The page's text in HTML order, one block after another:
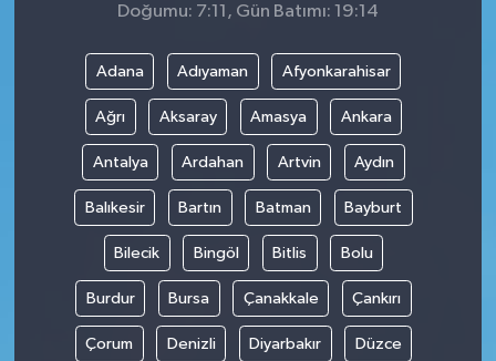
Doğumu: 7:11, Gün Batımı: 19:14
Adana Adıyaman Afyonkarahisar
Ağrı Aksaray Amasya Ankara
Antalya Ardahan Artvin Aydın
Balıkesir Bartın Batman Bayburt
Bilecik Bingöl Bitlis Bolu
Burdur Bursa Çanakkale Çankırı
Çorum Denizli Diyarbakır Düzce